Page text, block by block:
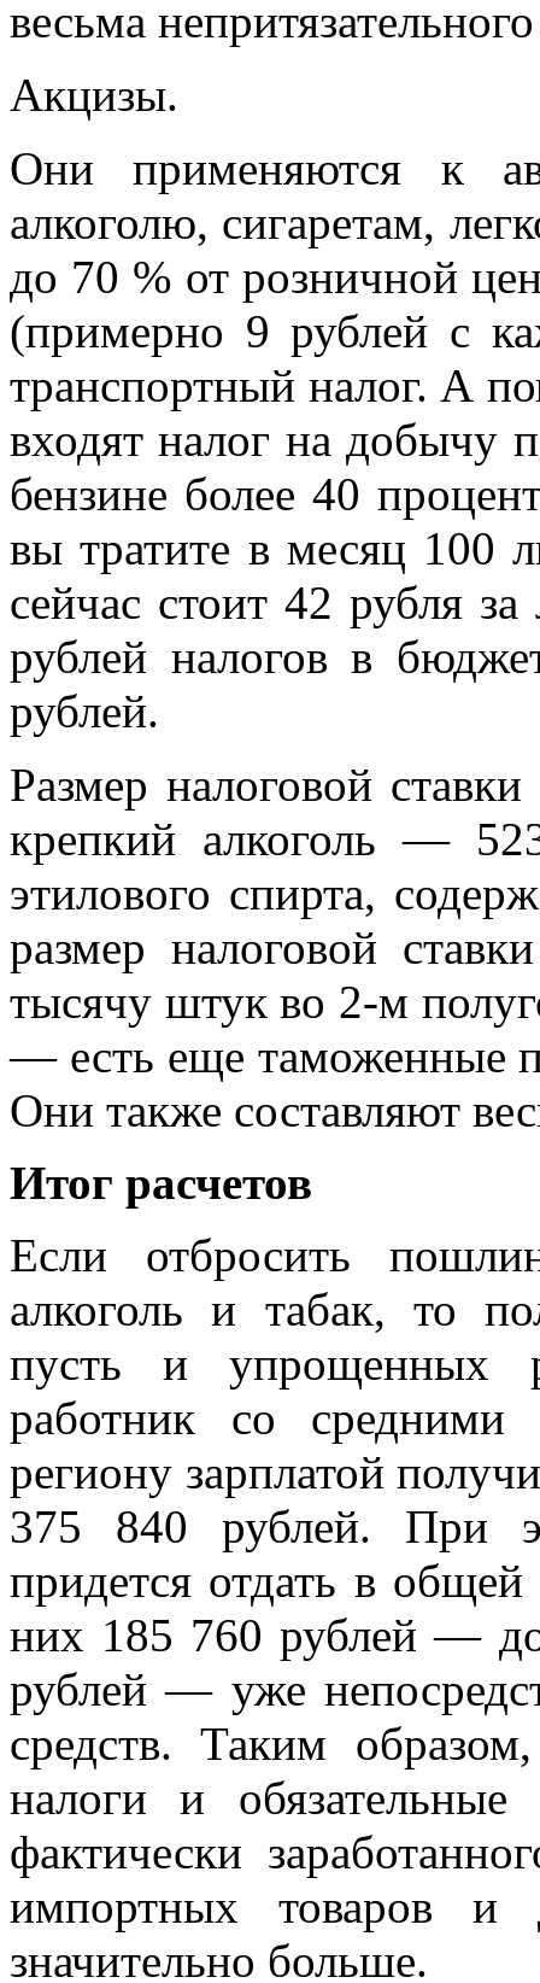
весьма
Акцизы.
Они применяются к
алкоголю, сигаретам,
до 70 % от розничной
(примерно 9 рублей с
транспортный налог. А
входят налог на
бензине более 40
вы тратите в месяц 100
сейчас стоит 42 рубля
рублей налогов в
рублей.
Размер налоговой
крепкий алкоголь —
этилового спирта,
размер налоговой
тысячу штук во 2-м
— есть еще таможенные
Они также составляют
Итог расчетов
Если отбросить
алкоголь и табак, то
пусть и упрощенных
работник со
региону зарплатой
375 840 рублей. При
придется отдать в
них 185 760 рублей —
рублей — уже
средств. Таким
налоги и
фактически
импортных товаров и
значительно больше.